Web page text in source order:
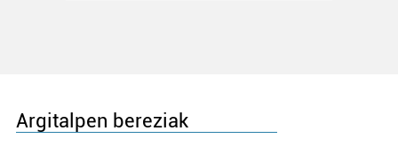
Argitalpen bereziak